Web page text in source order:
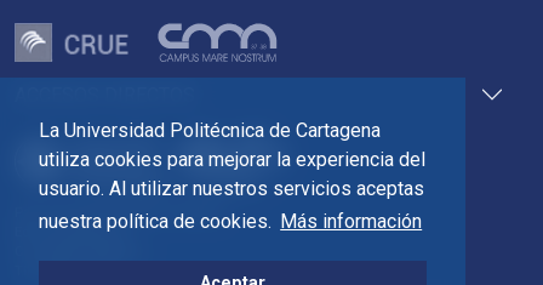
La Universidad Politécnica de Cartagena
utiliza cookies para mejorar la experiencia del
usuario. Al utilizar nuestros servicios aceptas
nuestra política de cookies. Más información
Pza. del Cronista Isidoro Valverde
Edif. La Milagrosa